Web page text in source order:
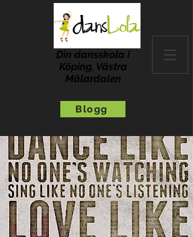
Din dansskola i
Köping, Västra
Mälardalen
Blogg